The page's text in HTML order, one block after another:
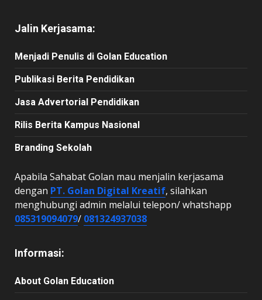
Jalin Kerjasama:
Menjadi Penulis di Golan Education
Publikasi Berita Pendidikan
Jasa Advertorial Pendidikan
Rilis Berita Kampus Nasional
Branding Sekolah
Apabila Sahabat Golan mau menjalin kerjasama
dengan PT. Golan Digital Kreatif, silahkan
menghubungi admin melalui telepon/ whatshapp
085319094079/ 081324937038
Informasi:
About Golan Education